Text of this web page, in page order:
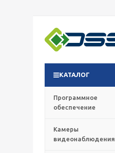
КАТАЛОГ
Программное
обеспечение
Камеры
видеонаблюдения